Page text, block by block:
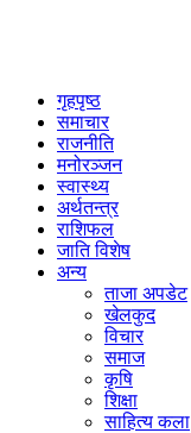
गृहपृष्ठ
समाचार
राजनीति
मनोरञ्जन
स्वास्थ्य
अर्थतन्त्र
राशिफल
जाति विशेष
अन्य
ताजा अपडेट
खेलकुद
विचार
समाज
कृषि
शिक्षा
साहित्य कला